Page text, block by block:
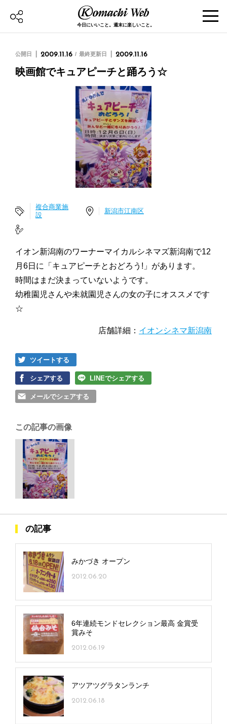
今日にいいこと。週末に楽しいこと。
公開日 2009.11.16 最終更新日 2009.11.16
映画館でキュアピーチと踊ろう☆
複合商業施
設
新潟市江南区
イオン新潟南のワーナーマイカルシネマズ新潟南で12
月6日に「キュアピーチとおどろう!」があります。
時間はまだ決まっていないようです。
幼稚園児さんや未就園児さんの女の子にオススメです
☆
店舗詳細： イオンシネマ新潟南
ツイートする
シェアする LINEでシェアする
メールでシェアする
この記事の画像
の記事
みかづき オープン
2012.06.20
6年連続モンドセレクション最高 金賞受
賞みそ
2012.06.19
アツアツグラタンランチ
2012.06.18